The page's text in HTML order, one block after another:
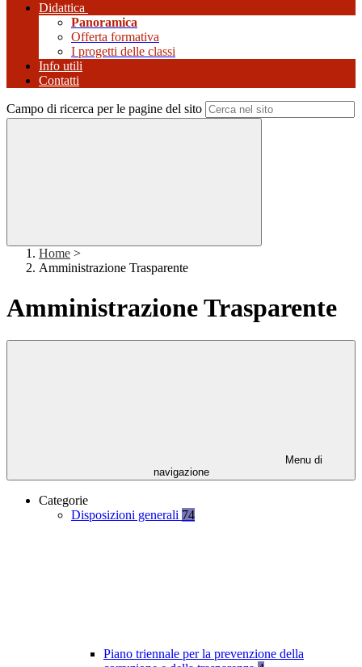
Didattica
Panoramica
Offerta formativa
I progetti delle classi
Info utili
Contatti
Campo di ricerca per le pagine del sito
Home >
Amministrazione Trasparente
Amministrazione Trasparente
Menu di
navigazione
Categorie
Disposizioni generali 74
Piano triennale per la prevenzione della